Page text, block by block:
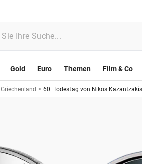
Gold Euro Themen Film & Co
Griechenland > 60. Todestag von Nikos Kazantzakis